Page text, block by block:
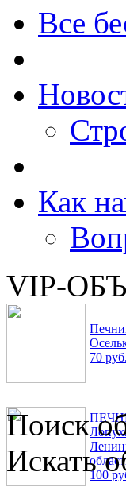
Все
Как
VIP-
70 руб.
100
Поиск
Искать